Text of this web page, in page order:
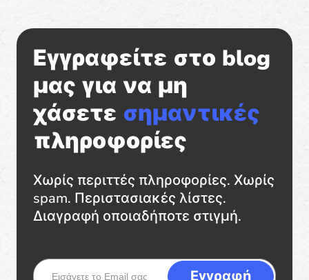
Εγγραφείτε στο blog
μας για να μη
χάσετε σημαντικές
πληροφορίες
Χωρίς περιττές πληροφορίες. Χωρίς
spam. Περιστασιακές λίστες.
Διαγραφή οποιαδήποτε στιγμή.